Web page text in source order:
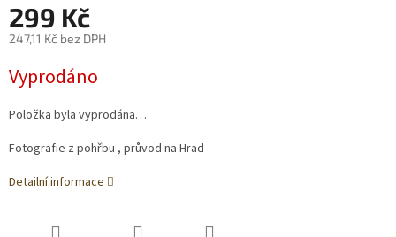
299 Kč
247,11 Kč bez DPH
cena:
Vyprodáno
Položka byla vyprodána…
Fotografie z pohřbu , průvod na Hrad
Detailní informace